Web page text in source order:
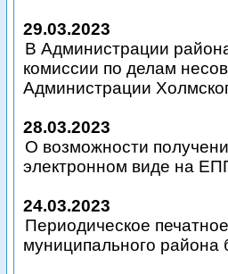
29.03.2023
В Администрации
комиссии по делам
Администрации
28.03.2023
О возможности
электронном виде на
24.03.2023
Периодическое
муниципального